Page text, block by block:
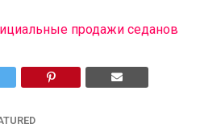
продажи седанов